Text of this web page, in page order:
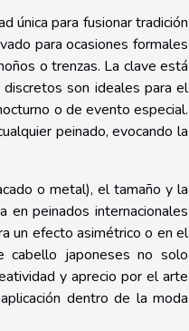
única para fusionar tradición
para ocasiones formales
o trenzas. La clave está
son ideales para el
o de evento especial.
peinado, evocando la
o metal), el tamaño y la
en peinados internacionales
un efecto asimétrico o en el
cabello japoneses no solo
y aprecio por el arte
dentro de la moda